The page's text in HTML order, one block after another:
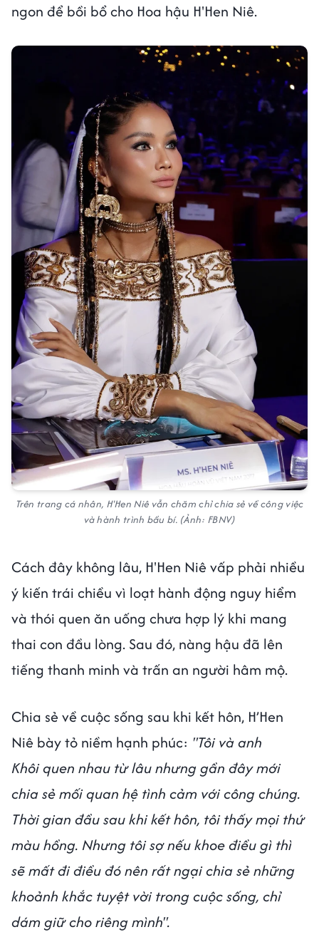
ngon để bồi bổ cho Hoa hậu H'Hen Niê.
Trên trang cá nhân, H'Hen Niê vẫn chăm chỉ chia sẻ về công việc
và hành trình bầu bí. (Ảnh: FBNV)
Cách đây không lâu, H'Hen Niê vấp phải nhiều
ý kiến trái chiều vì loạt hành động nguy hiểm
và thói quen ăn uống chưa hợp lý khi mang
thai con đầu lòng. Sau đó, nàng hậu đã lên
tiếng thanh minh và trấn an người hâm mộ.
Chia sẻ về cuộc sống sau khi kết hôn, H’Hen
Niê bày tỏ niềm hạnh phúc: "Tôi và anh
Khôi quen nhau từ lâu nhưng gần đây mới
chia sẻ mối quan hệ tình cảm với công chúng.
Thời gian đầu sau khi kết hôn, tôi thấy mọi thứ
màu hồng. Nhưng tôi sợ nếu khoe điều gì thì
sẽ mất đi điều đó nên rất ngại chia sẻ những
khoảnh khắc tuyệt vời trong cuộc sống, chỉ
dám giữ cho riêng mình".